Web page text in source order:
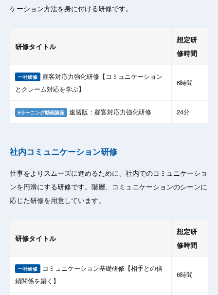
ケーション方法を身に付ける研修です。
研修タイトル
想定研
修時間
一社研修 顧客対応力強化研修【コミュニケーション
とクレーム対応を学ぶ】
6時間
eラーニング動画講座 速習版：顧客対応力強化研修 24分
社内コミュニケーション研修
仕事をよりスムーズに進めるために、社内でのコミュニケーショ
ンを円滑にする研修です。階層、コミュニケーションのシーンに
応じた研修を用意しています。
研修タイトル
想定研
修時間
一社研修 コミュニケーション基礎研修【相手との信
頼関係を築く】
6時間